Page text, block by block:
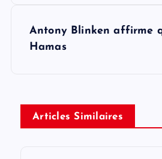
n
a
Antony Blinken affirme
Hamas
Articles Similaires